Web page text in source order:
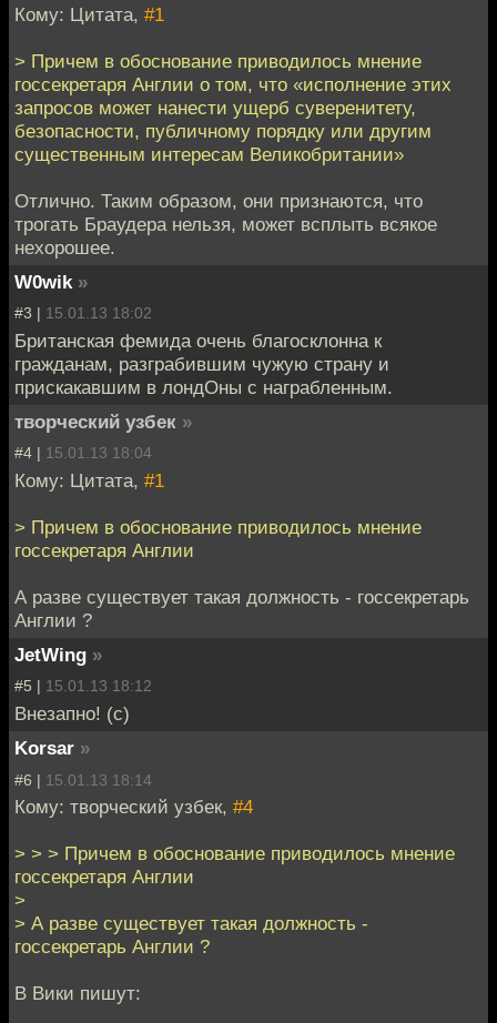
Кому: Цитата, #1
> Причем в обоснование приводилось мнение
госсекретаря Англии о том, что «исполнение этих
запросов может нанести ущерб суверенитету,
безопасности, публичному порядку или другим
существенным интересам Великобритании»
Отлично. Таким образом, они признаются, что
трогать Браудера нельзя, может всплыть всякое
нехорошее.
W0wik »
#3 | 15.01.13 18:02
Британская фемида очень благосклонна к
гражданам, разграбившим чужую страну и
прискакавшим в лондОны с награбленным.
творческий узбек »
#4 | 15.01.13 18:04
Кому: Цитата, #1
> Причем в обоснование приводилось мнение
госсекретаря Англии
А разве существует такая должность - госсекретарь
Англии ?
JetWing »
#5 | 15.01.13 18:12
Внезапно! (с)
Korsar »
#6 | 15.01.13 18:14
Кому: творческий узбек, #4
> > > Причем в обоснование приводилось мнение
госсекретаря Англии
>
> А разве существует такая должность -
госсекретарь Англии ?
В Вики пишут: